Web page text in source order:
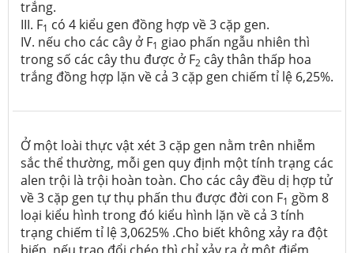
trắng.
III. F1 có 4 kiểu gen đồng hợp về 3 cặp gen.
IV. nếu cho các cây ở F1 giao phấn ngẫu nhiên thì
trong số các cây thu được ở F2 cây thân thấp hoa
trắng đồng hợp lặn về cả 3 cặp gen chiếm tỉ lệ 6,25%.
Ở một loài thực vật xét 3 cặp gen nằm trên nhiễm
sắc thể thường, mỗi gen quy định một tính trạng các
alen trội là trội hoàn toàn. Cho các cây đều dị hợp tử
về 3 cặp gen tự thụ phấn thu được đời con F1 gồm 8
loại kiểu hình trong đó kiểu hình lặn về cả 3 tính
trạng chiếm tỉ lệ 3,0625% .Cho biết không xảy ra đột